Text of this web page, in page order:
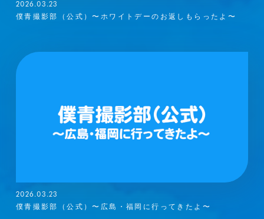
2026.03.23
僕青撮影部（公式）〜ホワイトデーのお返しもらったよ〜
2026.03.23
僕青撮影部（公式）〜広島・福岡に行ってきたよ〜